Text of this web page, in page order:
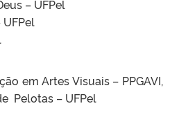
– UFPel
em Artes Visuais – PPGAVI,
Pelotas – UFPel